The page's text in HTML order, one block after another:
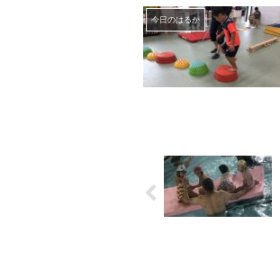
今日のはるか